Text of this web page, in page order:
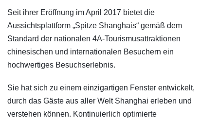
Seit ihrer Eröffnung im April 2017 bietet die
Aussichtsplattform „Spitze Shanghais“ gemäß dem
Standard der nationalen 4A-Tourismusattraktionen
chinesischen und internationalen Besuchern ein
hochwertiges Besuchserlebnis.
Sie hat sich zu einem einzigartigen Fenster entwickelt,
durch das Gäste aus aller Welt Shanghai erleben und
verstehen können. Kontinuierlich optimierte